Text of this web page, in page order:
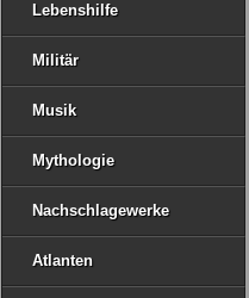
Lebenshilfe
Militär
Musik
Mythologie
Nachschlagewerke
Atlanten